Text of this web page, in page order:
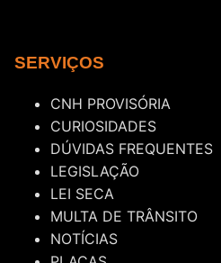
SERVIÇOS
CNH PROVISÓRIA
CURIOSIDADES
DÚVIDAS FREQUENTES
LEGISLAÇÃO
LEI SECA
MULTA DE TRÂNSITO
NOTÍCIAS